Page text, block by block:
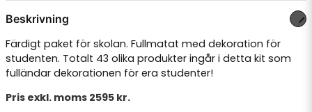
Beskrivning
Färdigt paket för skolan. Fullmatat med dekoration för
studenten. Totalt 43 olika produkter ingår i detta kit som
fulländar dekorationen för era studenter!
Pris exkl. moms 2595 kr.